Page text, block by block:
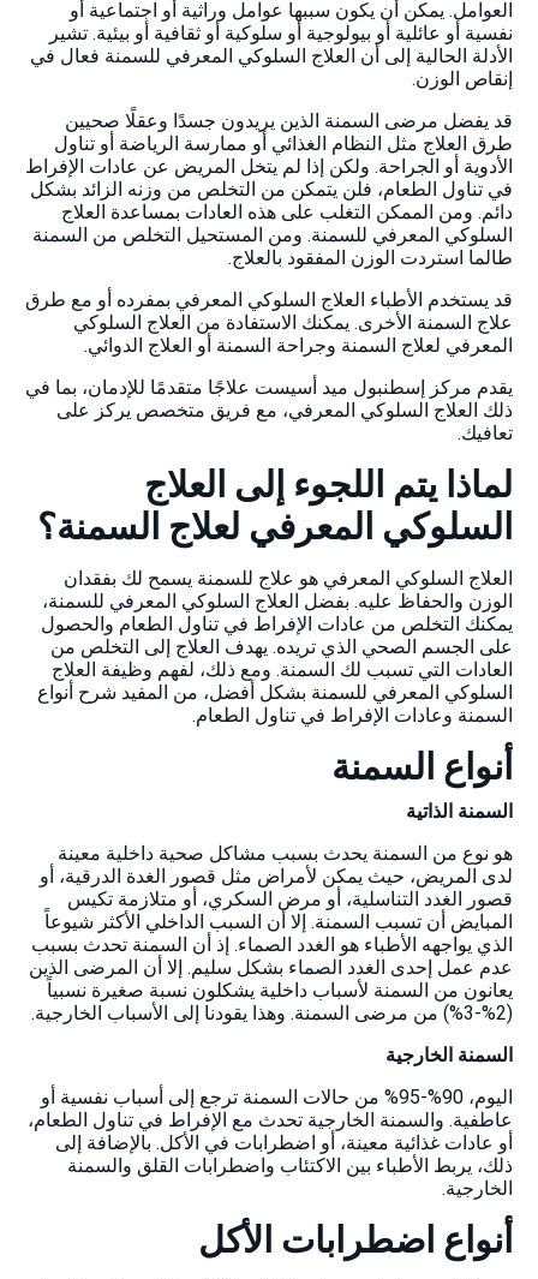
العوامل. يمكن أن يكون سببها عوامل وراثية أو اجتماعية أو
نفسية أو عائلية أو بيولوجية أو سلوكية أو ثقافية أو بيئية. تشير
الأدلة الحالية إلى أن العلاج السلوكي المعرفي للسمنة فعال في
إنقاص الوزن.
قد يفضل مرضى السمنة الذين يريدون جسدًا وعقلًا صحيين
طرق العلاج مثل النظام الغذائي أو ممارسة الرياضة أو تناول
الأدوية أو الجراحة. ولكن إذا لم يتخل المريض عن عادات الإفراط
في تناول الطعام، فلن يتمكن من التخلص من وزنه الزائد بشكل
دائم. ومن الممكن التغلب على هذه العادات بمساعدة العلاج
السلوكي المعرفي للسمنة. ومن المستحيل التخلص من السمنة
طالما استردت الوزن المفقود بالعلاج.
قد يستخدم الأطباء العلاج السلوكي المعرفي بمفرده أو مع طرق
علاج السمنة الأخرى. يمكنك الاستفادة من العلاج السلوكي
المعرفي لعلاج السمنة وجراحة السمنة أو العلاج الدوائي.
يقدم مركز إسطنبول ميد أسيست علاجًا متقدمًا للإدمان، بما في
ذلك العلاج السلوكي المعرفي، مع فريق متخصص يركز على
تعافيك.
لماذا يتم اللجوء إلى العلاج
السلوكي المعرفي لعلاج السمنة؟
العلاج السلوكي المعرفي هو علاج للسمنة يسمح لك بفقدان
الوزن والحفاظ عليه. بفضل العلاج السلوكي المعرفي للسمنة،
يمكنك التخلص من عادات الإفراط في تناول الطعام والحصول
على الجسم الصحي الذي تريده. يهدف العلاج إلى التخلص من
العادات التي تسبب لك السمنة. ومع ذلك، لفهم وظيفة العلاج
السلوكي المعرفي للسمنة بشكل أفضل، من المفيد شرح أنواع
السمنة وعادات الإفراط في تناول الطعام.
أنواع السمنة
السمنة الذاتية
هو نوع من السمنة يحدث بسبب مشاكل صحية داخلية معينة
لدى المريض، حيث يمكن لأمراض مثل قصور الغدة الدرقية، أو
قصور الغدد التناسلية، أو مرض السكري، أو متلازمة تكيس
المبايض أن تسبب السمنة. إلا أن السبب الداخلي الأكثر شيوعاً
الذي يواجهه الأطباء هو الغدد الصماء. إذ أن السمنة تحدث بسبب
عدم عمل إحدى الغدد الصماء بشكل سليم. إلا أن المرضى الذين
يعانون من السمنة لأسباب داخلية يشكلون نسبة صغيرة نسبياً
(2%-3%) من مرضى السمنة. وهذا يقودنا إلى الأسباب الخارجية.
السمنة الخارجية
اليوم، 90%-95% من حالات السمنة ترجع إلى أسباب نفسية أو
عاطفية. والسمنة الخارجية تحدث مع الإفراط في تناول الطعام،
أو عادات غذائية معينة، أو اضطرابات في الأكل. بالإضافة إلى
ذلك، يربط الأطباء بين الاكتئاب واضطرابات القلق والسمنة
الخارجية.
أنواع اضطرابات الأكل